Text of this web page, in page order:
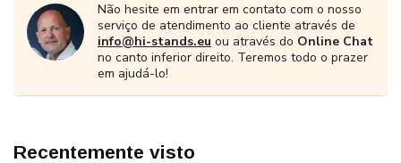
Não hesite em entrar em contato com o nosso
serviço de atendimento ao cliente através de
info@hi-stands.eu ou através do Online Chat
no canto inferior direito. Teremos todo o prazer
em ajudá-lo!
Recentemente visto